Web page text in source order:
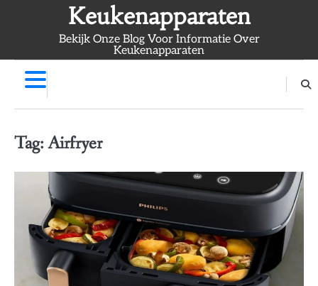
Keukenapparaten
Bekijk Onze Blog Voor Informatie Over
Keukenapparaten
Tag:Airfryer